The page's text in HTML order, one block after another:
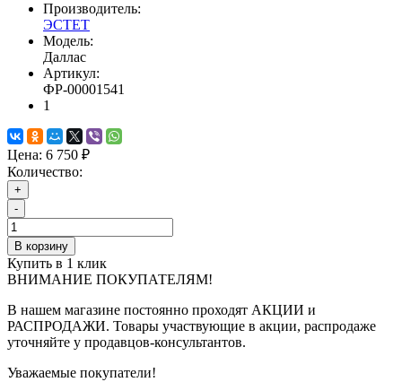
Производитель:
ЭСТЕТ
Модель:
Даллас
Артикул:
ФР-00001541
1
Цена: 6 750 ₽
Количество:
+
-
В корзину
Купить в 1 клик
ВНИМАНИЕ ПОКУПАТЕЛЯМ!
В нашем магазине постоянно проходят АКЦИИ и
РАСПРОДАЖИ. Товары участвующие в акции, распродаже
уточняйте у продавцов-консультантов.
Уважаемые покупатели!